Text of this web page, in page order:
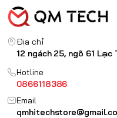
Địa chỉ
12 ngách 25, ngõ 61 Lạc
Hotline
0866118386
Email